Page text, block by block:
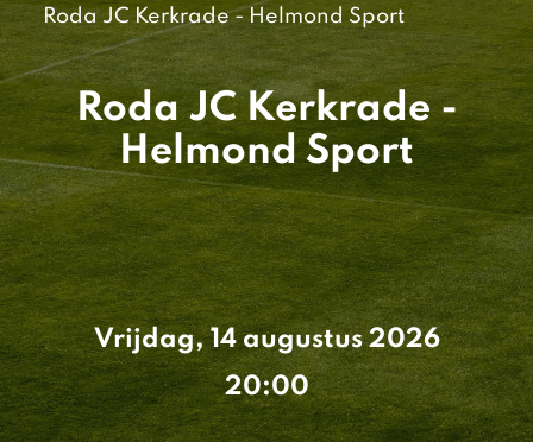
Roda JC Kerkrade - Helmond Sport
Roda JC Kerkrade -
Helmond Sport
Vrijdag, 14 augustus 2026
20:00